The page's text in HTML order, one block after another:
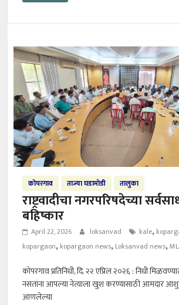
कोपरगाव ताज्या घडामोडी तालुका
राष्ट्रवादीचा नगरपरिषदेच्या
बहिष्कार
April 22, 2026 loksanvad kale,
kopargaon, kopargaon news, Loksanvad news,
कोपरगाव प्रतिनिधी, दि. २२ एप्रिल २०२६ : निधी
नसतांना आपल्या नेत्याला खुश करण्यासाठी आमदार
आणलेल्या